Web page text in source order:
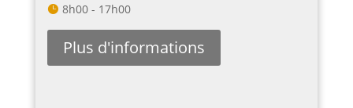
8h00 - 17h00
Plus d'informations